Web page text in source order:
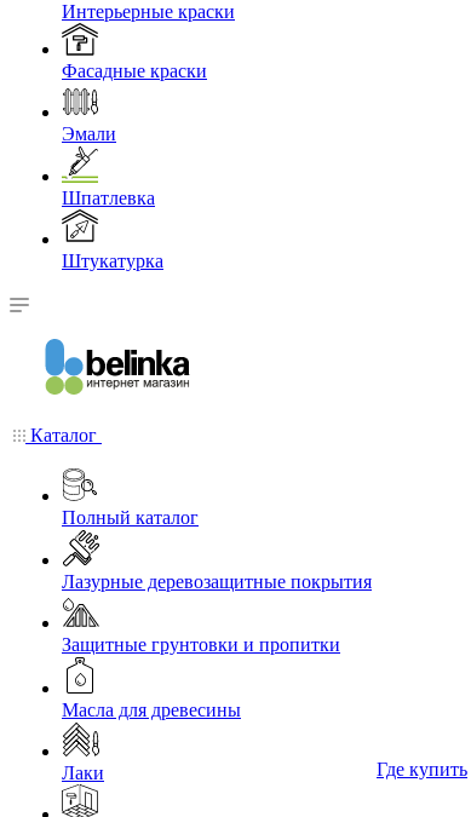
Интерьерные краски
Фасадные краски
Эмали
Шпатлевка
Штукатурка
Каталог
Полный каталог
Лазурные деревозащитные покрытия
Защитные грунтовки и пропитки
Масла для древесины
Лаки Где купить